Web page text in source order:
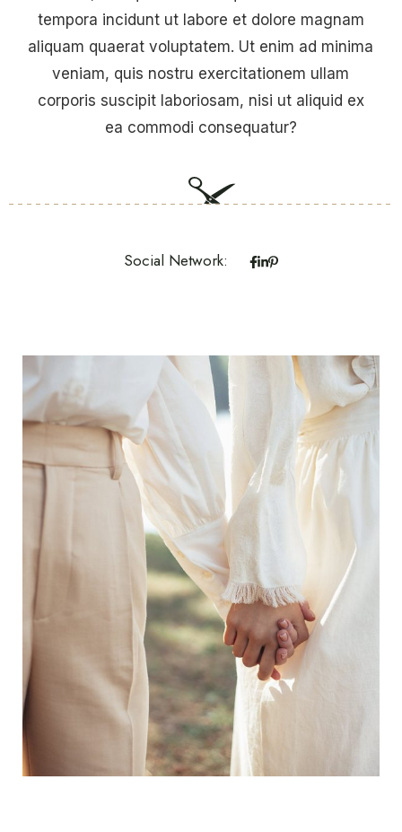
tempora incidunt ut labore et dolore magnam
aliquam quaerat voluptatem. Ut enim ad minima
veniam, quis nostru exercitationem ullam
corporis suscipit laboriosam, nisi ut aliquid ex
ea commodi consequatur?
Social Network: